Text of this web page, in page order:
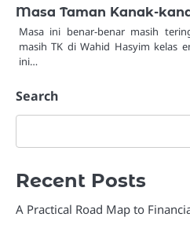
Masa Taman Kanak-
Masa ini benar-benar masih
masih TK di Wahid Hasyim kelas
ini…
Search
Recent Posts
A Practical Road Map to